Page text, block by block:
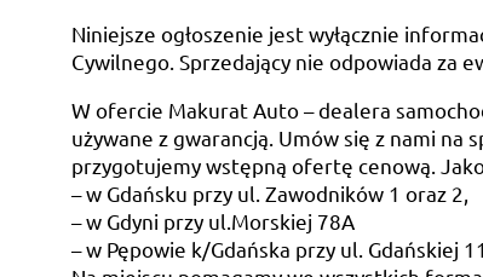
Niniejsze ogłoszenie jest wyłącznie
Cywilnego. Sprzedający nie odpowiada za
W ofercie Makurat Auto – dealera
używane z gwarancją. Umów się z nami
przygotujemy wstępną ofertę cenową.
– w Gdańsku przy ul. Zawodników 1 oraz 2,
– w Gdyni przy ul.Morskiej 78A
– w Pępowie k/Gdańska przy ul. Gdańskiej